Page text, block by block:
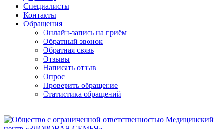
Специалисты
Контакты
Обращения
Онлайн-запись на приём
Обратный звонок
Обратная связь
Отзывы
Написать отзыв
Опрос
Проверить обращение
Статистика обращений